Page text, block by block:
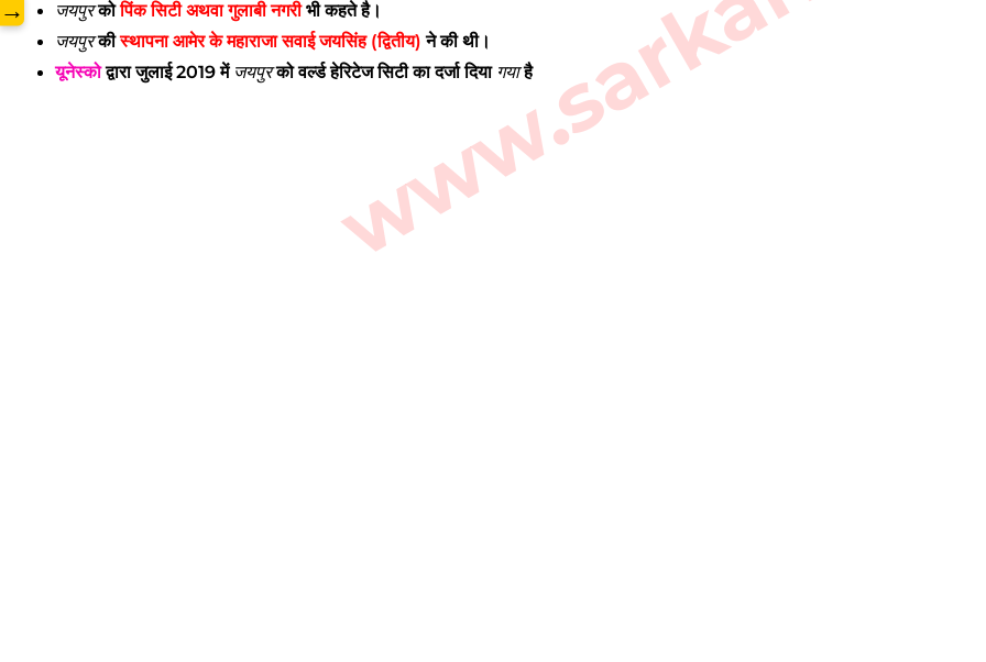
जयपुरकोपिंक सिटी अथवा गुलाबी नगरीभी कहते है।
जयपुरकीस्थापना आमेर के महाराजा सवाई जयसिंह (द्वितीय) ने की थी।
यूनेस्कोद्वारा जुलाई 2019 में जयपुरको वर्ल्ड हेरिटेज सिटी का दर्जा दिया गयाहै
→